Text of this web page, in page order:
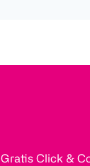
Gratis Click &